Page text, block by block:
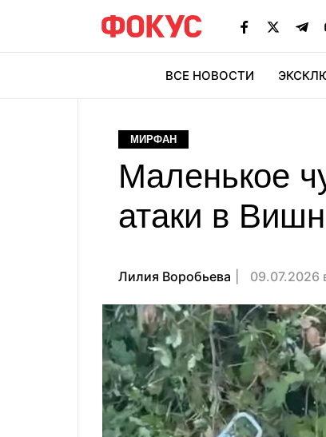
ВСЕ НОВОСТИ
МИРФАН
Маленькое
атаки в
Лилия Воробьева 09.07.2026